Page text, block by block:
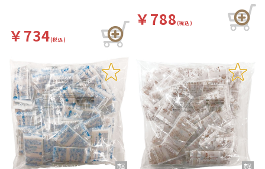
￥734(税込)
￥788(税込)